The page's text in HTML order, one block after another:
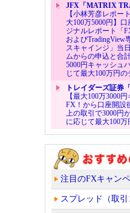
JFX「MATRIX
【小林芳彦レポー
大100万5000円】
ジナルレポート「
およびTradingView
スキャインジ」当
ムからの申込と合
5000円キャッシュ
じて最大100万円の
トレイダーズ証券
【最大100万3000
FX！から口座開設
上の取引で3000円
に応じて最大100万
注目のFXキャン
スプレッド（取引